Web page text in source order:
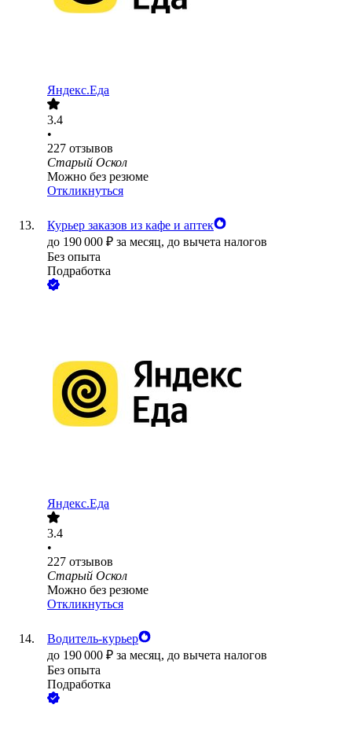
Яндекс.Еда
3.4
•
227 отзывов
Старый Оскол
Можно без резюме
Откликнуться
Курьер заказов из кафе и аптек
до 190 000 ₽ за месяц, до вычета налогов
Без опыта
Подработка
Яндекс.Еда
3.4
•
227 отзывов
Старый Оскол
Можно без резюме
Откликнуться
Водитель-курьер
до 190 000 ₽ за месяц, до вычета налогов
Без опыта
Подработка